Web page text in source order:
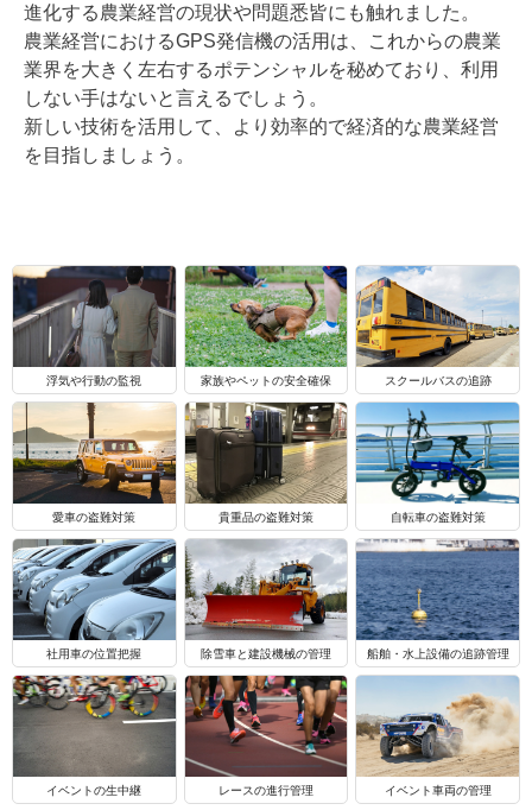
進化する農業経営の現状や問題悉皆にも触れました。
農業経営におけるGPS発信機の活用は、これからの農業
業界を大きく左右するポテンシャルを秘めており、利用
しない手はないと言えるでしょう。
新しい技術を活用して、より効率的で経済的な農業経営
を目指しましょう。
浮気や行動の監視 家族やペットの安全確保 スクールバスの追跡
愛車の盗難対策 貴重品の盗難対策 自転車の盗難対策
社用車の位置把握 除雪車と建設機械の管理 船舶・水上設備の追跡管理
イベントの生中継 レースの進行管理 イベント車両の管理